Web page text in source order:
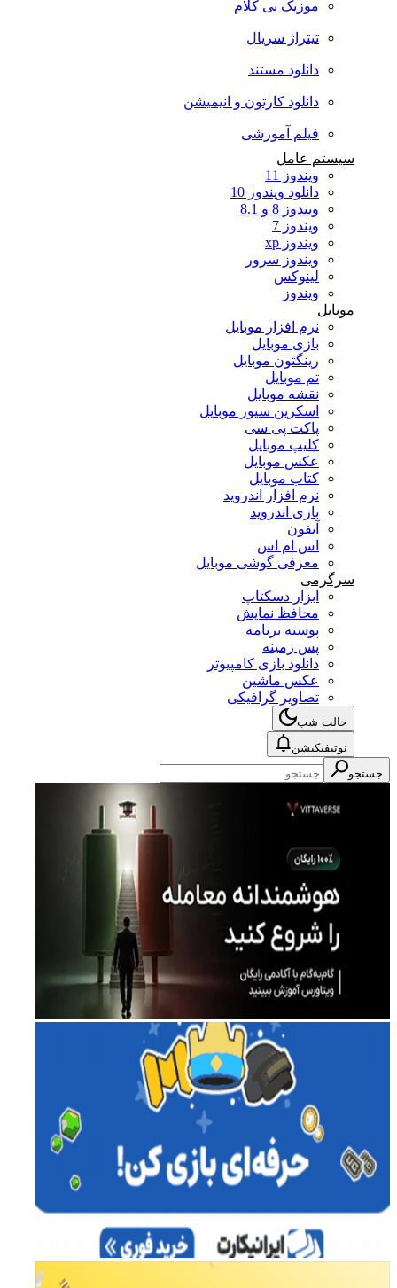
موزیک بی کلام
تیتراژ سریال
دانلود مستند
دانلود کارتون و انیمیشن
فیلم آموزشی
سیستم عامل
ویندوز 11
دانلود ویندوز 10
ویندوز 8 و 8.1
ویندوز 7
ویندوز xp
ویندوز سرور
لینوکس
ویندوز
موبایل
نرم افزار موبایل
بازی موبایل
رینگتون موبایل
تم موبایل
نقشه موبایل
اسکرین سیور موبایل
پاکت پی سی
کلیپ موبایل
عکس موبایل
کتاب موبایل
نرم افزار اندروید
بازی اندروید
آیفون
اس ام اس
معرفی گوشی موبایل
سرگرمی
ابزار دسکتاپ
محافظ نمایش
پوسته برنامه
پس زمینه
دانلود بازی کامپیوتر
عکس ماشین
تصاویر گرافیکی
حالت شب
نوتیفیکیشن
جستجو